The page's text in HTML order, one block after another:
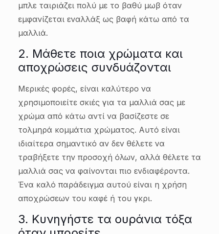
μπλε ταιριάζει πολύ με το βαθύ μωβ όταν
εμφανίζεται εναλλάξ ως βαφή κάτω από τα
μαλλιά.
2. Μάθετε ποια χρώματα και
αποχρώσεις συνδυάζονται
Μερικές φορές, είναι καλύτερο να
χρησιμοποιείτε σκιές για τα μαλλιά σας με
χρώμα από κάτω αντί να βασίζεστε σε
τολμηρά κομμάτια χρώματος. Αυτό είναι
ιδιαίτερα σημαντικό αν δεν θέλετε να
τραβήξετε την προσοχή όλων, αλλά θέλετε τα
μαλλιά σας να φαίνονται πιο ενδιαφέροντα.
Ένα καλό παράδειγμα αυτού είναι η χρήση
αποχρώσεων του καφέ ή του γκρι.
3. Κυνηγήστε τα ουράνια τόξα